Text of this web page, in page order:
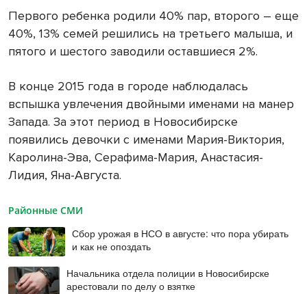
Первого ребенка родили 40% пар, второго – еще
40%, 13% семей решились на третьего малыша, и
пятого и шестого заводили оставшиеся 2%.
В конце 2015 года в городе наблюдалась
вспышка увлечения двойными именами на манер
Запада. За этот период в Новосибирске
появились девочки с именами Мария-Виктория,
Каролина-Эва, Серафима-Мария, Анастасия-
Лидия, Яна-Августа.
Районные СМИ
Сбор урожая в НСО в августе: что пора убирать
и как не опоздать
Начальника отдела полиции в Новосибирске
арестовали по делу о взятке